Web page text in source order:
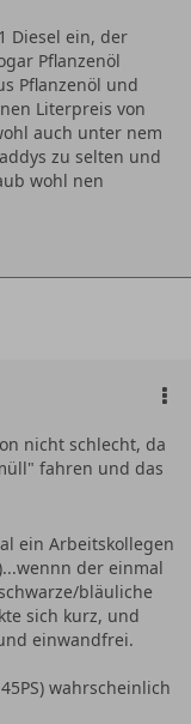
Diesel ein, der
Pflanzenöl
Pflanzenöl und
Literpreis von
auch unter nem
zu selten und
wohl nen
nicht schlecht, da
fahren und das
ein Arbeitskollegen
der einmal
bläuliche
sich kurz, und
einwandfrei.
wahrscheinlich